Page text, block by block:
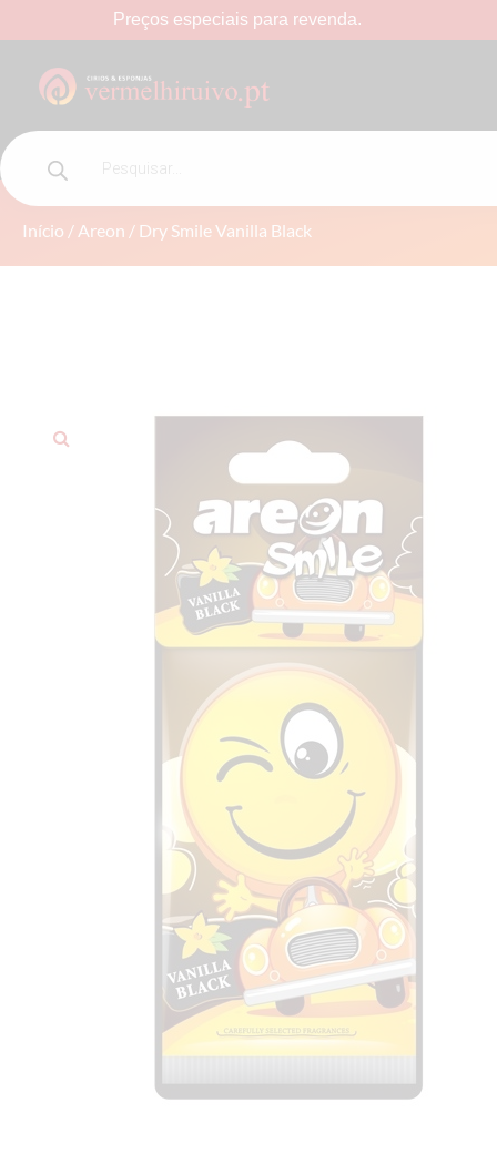
Preços especiais para revenda.
DRY SMILE VANILLA BLACK
Início / Areon / Dry Smile Vanilla Black